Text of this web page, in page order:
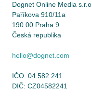
Dognet Online Media s.r.o
Paříkova 910/11a
190 00 Praha 9
Česká republika
hello@dognet.com
IČO: 04 582 241
DIČ: CZ04582241